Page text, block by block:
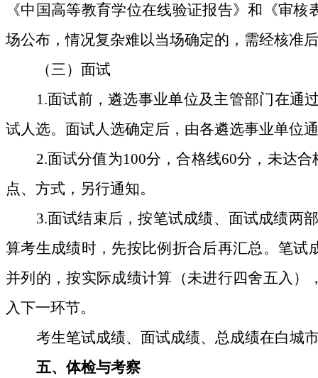
《中国高等教育学位在线验证报告》和《审
场公布，情况复杂难以当场确定的，需经核准
（三）面试
1.面试前，遴选事业单位及主管部门在通
试人选。面试人选确定后，由各遴选事业单位
2.面试分值为100分，合格线60分， 未达合
点、方式，另行通知。
3.面试结束后，按笔试成绩、面试成绩两
算考生成绩时，先按比例折合后再汇总。笔
并列的，按实际成绩计算（未进行四舍五入
入下一环节。
考生笔试成绩、面试成绩、总成绩在白城
五、体检与考察